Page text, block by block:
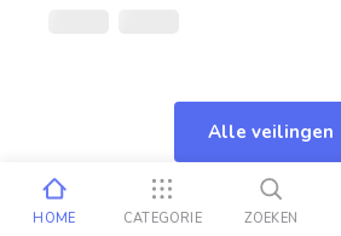
Alle veilingen
HOME CATEGORIE ZOEKEN